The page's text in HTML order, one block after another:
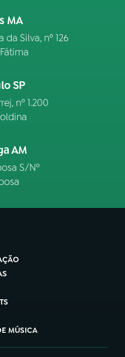
MA
Silva, nº 126
SP
nº 1.200
AM
S/Nº
MÚSICA